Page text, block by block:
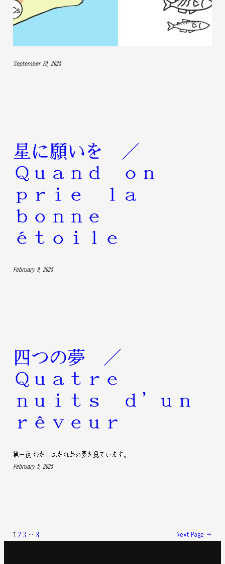
September 20, 2025
星に願いを /
Quand on
prie la
bonne
étoile
February 9, 2025
四つの夢 /
Quatre
nuits d’un
rêveur
第一夜 わたしはだれかの夢を見ています。
February 5, 2025
1 2 3 … 8 Next Page →